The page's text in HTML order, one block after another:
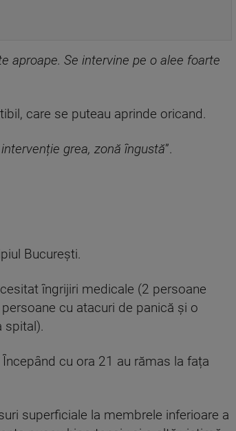
aproape. Se intervine pe o alee foarte
care se puteau aprinde oricand.
grea, zonă îngustă”.
București.
îngrijiri medicale (2 persoane
cu atacuri de panică și o
spital).
cu ora 21 au rămas la fața
superficiale la membrele inferioare a